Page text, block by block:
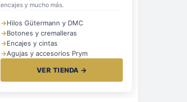
encajes y mucho más.
→Hilos Gütermann y DMC
→Botones y cremalleras
→Encajes y cintas
→Agujas y accesorios Prym
VER TIENDA →